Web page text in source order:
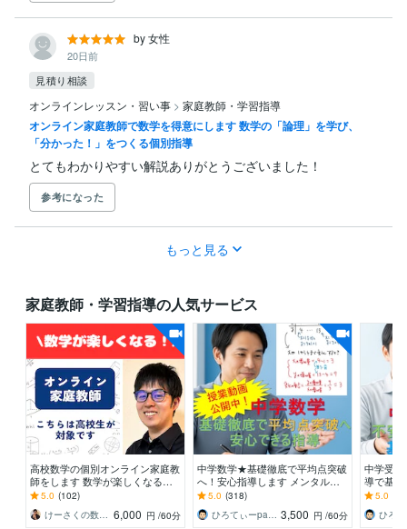
by 女性
20日前
見積り相談
オンラインレッスン・習い事 > 家庭教師・学習指導
オンライン家庭教師で数学を得意にします 数学の「論理」を学び、
「分かった！」をつくる個別指導
とてもわかりやすい解説ありがとうございました！
参考になった
もっと見る
家庭教師・学習指導の人気サービス
高校数学の個別オンライン家庭教
師をします 数学が楽しくなる体
験を！（体験授業として初回割引
中です）
5.0 (102)
6,000 円 /60分
中学数学★基礎徹底で平均点突破
へ！安心指導します メンタル重
視で自信を育てる！丁寧な個別指
導
5.0 (318)
3,500 円 /60分
中学受
導で基
理解と
る！」
5.0